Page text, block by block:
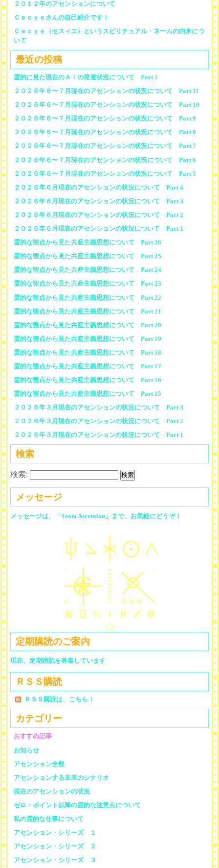
２０１２年のアセンションについて
Ｃｅｃｙｅさんの自己紹介です！
Ｃｅｃｙｅ（セスィエ）というスピリチュアル・ネームの由来につ
いて
最近の投稿
霊的に見た現在のＡＩの発達状況について Part 1
２０２６年６〜７月現在のアセンションの状況について Part 11
２０２６年６〜７月現在のアセンションの状況について Part 10
２０２６年６〜７月現在のアセンションの状況について Part 9
２０２６年６〜７月現在のアセンションの状況について Part 8
２０２６年６〜７月現在のアセンションの状況について Part 7
２０２６年６〜７月現在のアセンションの状況について Part 6
２０２６年６〜７月現在のアセンションの状況について Part 5
２０２６年６月現在のアセンションの状況について Part 4
２０２６年６月現在のアセンションの状況について Part 3
２０２６年６月現在のアセンションの状況について Part 2
２０２６年６月現在のアセンションの状況について Part 1
霊的な観点から見た共産主義思想について Part 26
霊的な観点から見た共産主義思想について Part 25
霊的な観点から見た共産主義思想について Part 24
霊的な観点から見た共産主義思想について Part 23
霊的な観点から見た共産主義思想について Part 22
霊的な観点から見た共産主義思想について Part 21
霊的な観点から見た共産主義思想について Part 20
霊的な観点から見た共産主義思想について Part 19
霊的な観点から見た共産主義思想について Part 18
霊的な観点から見た共産主義思想について Part 17
霊的な観点から見た共産主義思想について Part 16
霊的な観点から見た共産主義思想について Part 15
２０２６年３月現在のアセンションの状況について Part 3
２０２６年３月現在のアセンションの状況について Part 2
２０２６年３月現在のアセンションの状況について Part 1
検索
検索:
メッセージ
メッセージは、「Team Ascension」まで、お気軽にどうぞ！
定期購読のご案内
現在、定期購読を募集しています
ＲＳＳ購読
ＲＳＳ購読は、こちら！
カテゴリー
おすすめ記事
お知らせ
アセンション全般
アセンションする未来のシナリオ
現在のアセンションの状況
ゼロ・ポイント以降の霊的な注意点について
私の霊的な仕事について
アセンション・シリーズ １
アセンション・シリーズ ２
アセンション・シリーズ ３